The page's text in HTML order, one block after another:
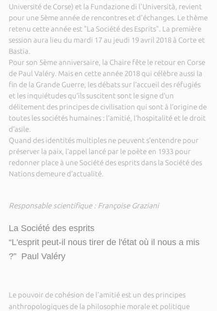
Université de Corse) et la Fundazione di l'Università, revient
pour une 5ème année de rencontres et d'échanges. Le thème
retenu cette année est "La Société des Esprits". La première
session aura lieu du mardi 17 au jeudi 19 avril 2018 à Corte et
Bastia.
Pour son 5ème anniversaire, la Chaire fête le retour en Corse
de Paul Valéry. Mais en cette année 2018 qui célèbre aussi la
fin de la Grande Guerre, les débats sur l’accueil des réfugiés
et les inquiétudes qu’ils suscitent sont le signe d’un
délitement des principes de civilisation qui sont à l’origine de
toutes les sociétés humaines : l’amitié, l’hospitalité et le droit
d’asile.
Quand des identités multiples ne peuvent s’entendre pour
préserver la paix, l’appel lancé par le poète en 1933 pour
redonner place à une Société des esprits dans la Société des
Nations demeure d’actualité.
Responsable scientifique : Françoise Graziani
La Société des esprits
“L'esprit peut-il nous tirer de l'état où il nous a mis
?” Paul Valéry
Le pouvoir de cohésion de l'amitié est un des principes
anthropologiques de la philosophie morale et politique